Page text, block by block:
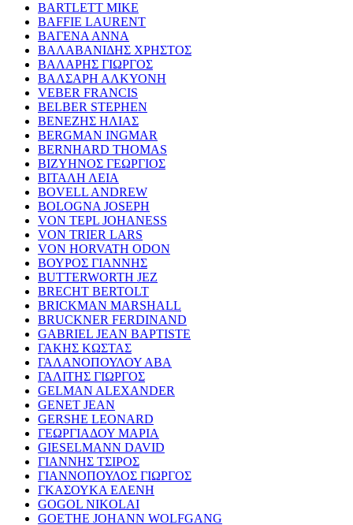
BARTLETT MIKE
BAFFIE LAURENT
ΒΑΓΕΝΑ ΑΝΝΑ
ΒΑΛΑΒΑΝΙΔΗΣ ΧΡΗΣΤΟΣ
ΒΑΛΑΡΗΣ ΓΙΩΡΓΟΣ
ΒΑΛΣΑΡΗ ΑΛΚΥΟΝΗ
VEBER FRANCIS
BELBER STEPHEN
ΒΕΝΕΖΗΣ ΗΛΙΑΣ
BERGMAN INGMAR
BERNHARD THOMAS
ΒΙΖΥΗΝΟΣ ΓΕΩΡΓΙΟΣ
ΒΙΤΑΛΗ ΛΕΙΑ
BOVELL ANDREW
BOLOGNA JOSEPH
VON TEPL JOHANESS
VON TRIER LARS
VON HORVATH ODON
ΒΟΥΡΟΣ ΓΙΑΝΝΗΣ
BUTTERWORTH JEZ
BRECHT BERTOLT
BRICKMAN MARSHALL
BRUCKNER FERDINAND
GABRIEL JEAN BAPTISTE
ΓΑΚΗΣ ΚΩΣΤΑΣ
ΓΑΛΑΝΟΠΟΥΛΟΥ ΑΒΑ
ΓΑΛΙΤΗΣ ΓΙΩΡΓΟΣ
GELMAN ALEXANDER
GENET JEAN
GERSHE LEONARD
ΓΕΩΡΓΙΑΔΟΥ ΜΑΡΙΑ
GIESELMANN DAVID
ΓΙΑΝΝΗΣ ΤΣΙΡΟΣ
ΓΙΑΝΝΟΠΟΥΛΟΣ ΓΙΩΡΓΟΣ
ΓΚΑΣΟΥΚΑ ΕΛΕΝΗ
GOGOL NIKOLAI
GOETHE JOHANN WOLFGANG